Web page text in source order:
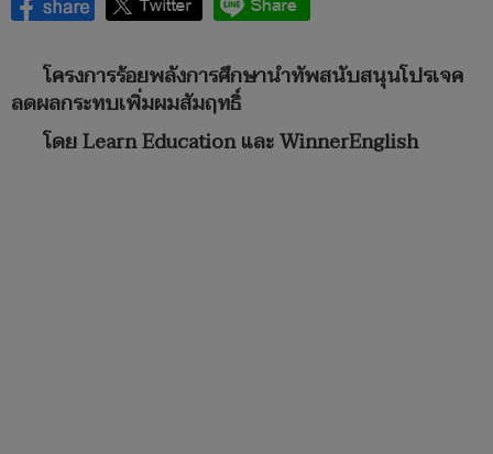
โครงการร้อยพลังการศึกษานำทัพสนับสนุนโปรเจค
ลดผลกระทบเพิ่มผมสัมฤทธิ์
โดย Learn Education และ WinnerEnglish